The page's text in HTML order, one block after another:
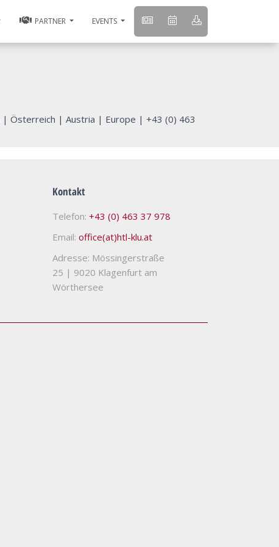
PARTNER EVENTS
| Österreich | Austria | Europe | +43 (0) 463
Kontakt
Telefon: +43 (0) 463 37 978
Email: office(at)htl-klu.at
Adresse: Mössingerstraße
25 | 9020 Klagenfurt am
Wörthersee